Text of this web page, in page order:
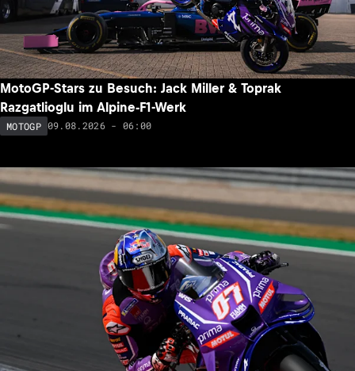
MotoGP-Stars zu Besuch: Jack Miller & Toprak
Razgatlioglu im Alpine-F1-Werk
MOTOGP 09.08.2026 - 06:00